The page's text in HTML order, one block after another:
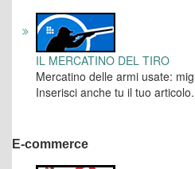
IL MERCATINO DEL TIRO
Mercatino delle armi usate:
Inserisci anche tu il tuo articolo.
E-commerce